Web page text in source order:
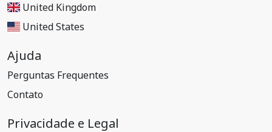
United Kingdom
United States
Ajuda
Perguntas Frequentes
Contato
Privacidade e Legal